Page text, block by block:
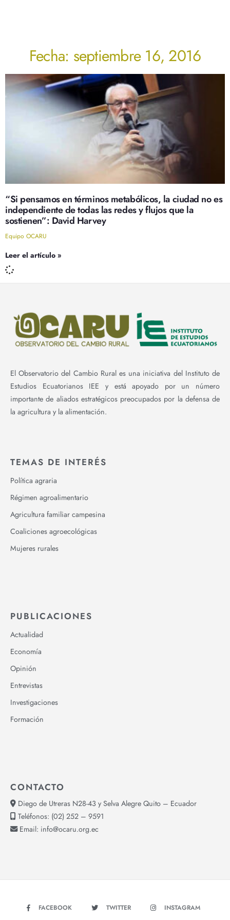
Fecha: septiembre 16, 2016
“Si pensamos en términos metabólicos, la ciudad no es
independiente de todas las redes y flujos que la
sostienen”: David Harvey
Equipo OCARU
Leer el artículo »
El Observatorio del Cambio Rural es una iniciativa del Instituto de
Estudios Ecuatorianos IEE y está apoyado por un número
importante de aliados estratégicos preocupados por la defensa de
la agricultura y la alimentación.
TEMAS DE INTERÉS
Política agraria
Régimen agroalimentario
Agricultura familiar campesina
Coaliciones agroecológicas
Mujeres rurales
PUBLICACIONES
Actualidad
Economía
Opinión
Entrevistas
Investigaciones
Formación
CONTACTO
Diego de Utreras N28-43 y Selva Alegre Quito – Ecuador
Teléfonos: (02) 252 – 9591
Email: info@ocaru.org.ec
FACEBOOK TWITTER INSTAGRAM